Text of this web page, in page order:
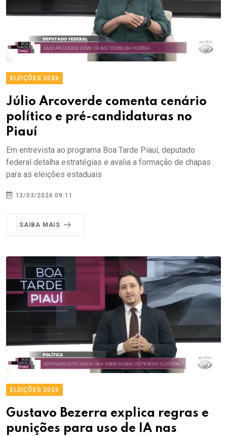
ELEIÇÕES 2026
Júlio Arcoverde comenta cenário
político e pré-candidaturas no
Piauí
Em entrevista ao programa Boa Tarde Piauí, deputado
federal detalha estratégias e avalia a formação de chapas
para as eleições estaduais
13/03/2026 09:11
SAIBA MAIS
ELEIÇÕES 2026
Gustavo Bezerra explica regras e
punições para uso de IA nas